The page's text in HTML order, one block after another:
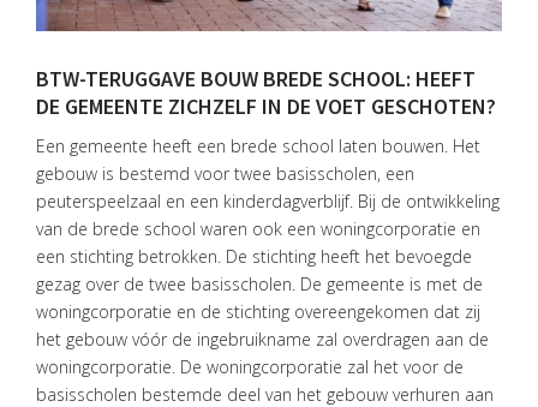
BTW-TERUGGAVE BOUW BREDE SCHOOL: HEEFT
DE GEMEENTE ZICHZELF IN DE VOET GESCHOTEN?
Een gemeente heeft een brede school laten bouwen. Het
gebouw is bestemd voor twee basisscholen, een
peuterspeelzaal en een kinderdagverblijf. Bij de ontwikkeling
van de brede school waren ook een woningcorporatie en
een stichting betrokken. De stichting heeft het bevoegde
gezag over de twee basisscholen. De gemeente is met de
woningcorporatie en de stichting overeengekomen dat zij
het gebouw vóór de ingebruikname zal overdragen aan de
woningcorporatie. De woningcorporatie zal het voor de
basisscholen bestemde deel van het gebouw verhuren aan